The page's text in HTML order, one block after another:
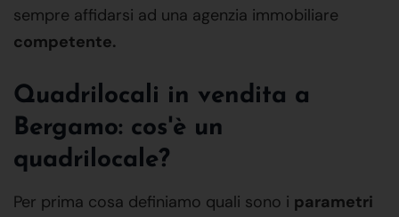
sempre affidarsi ad una agenzia immobiliare
competente.
Quadrilocali in vendita a
Bergamo: cos'è un
quadrilocale?
Per prima cosa definiamo quali sono i parametri